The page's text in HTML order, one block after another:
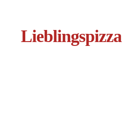
Lieblingspizza